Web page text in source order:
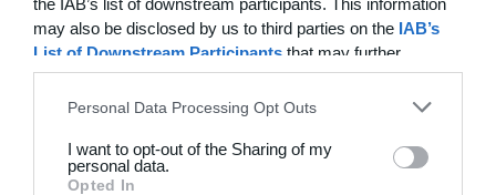
the IAB’s list of downstream participants. This information
may also be disclosed by us to third parties on the IAB’s
List of Downstream Participants that may further
disclose it to other third parties.
Personal Data Processing Opt Outs
I want to opt-out of the Sharing of my
personal data.
Opted In
25. juni
1